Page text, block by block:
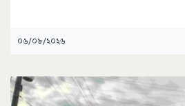
০৬/০৮/২০২৬